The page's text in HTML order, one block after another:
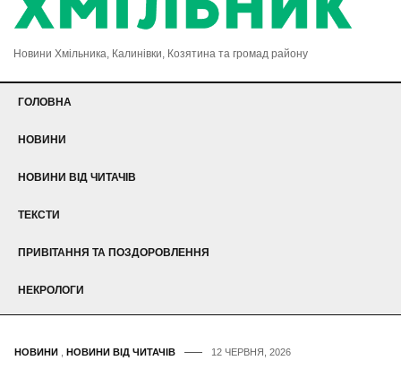
Новини Хмільника, Калинівки, Козятина та громад району
ГОЛОВНА
НОВИНИ
НОВИНИ ВІД ЧИТАЧІВ
ТЕКСТИ
ПРИВІТАННЯ ТА ПОЗДОРОВЛЕННЯ
НЕКРОЛОГИ
НОВИНИ НОВИНИ ВІД ЧИТАЧІВ 12 ЧЕРВНЯ, 2026